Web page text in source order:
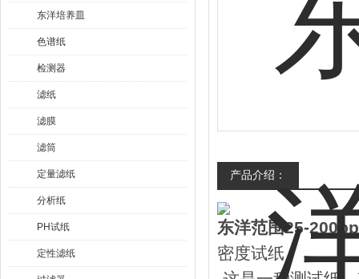
东洋培养皿
色谱纸
检测器
滤纸
滤膜
滤筒
定量滤纸
分析纸
PH试纸
定性滤纸
产品介绍：
东洋范围25-
密度试纸